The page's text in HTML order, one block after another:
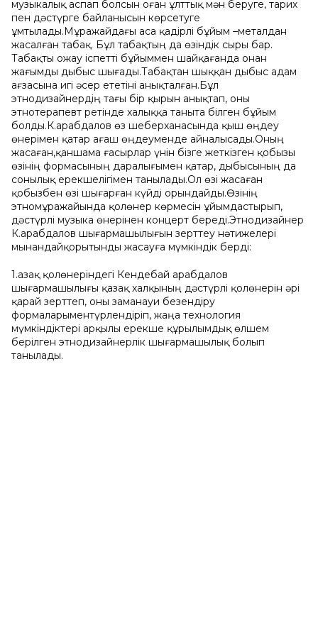
музыкалық аспап болсын оған ұлттық мəн беруге, тарих
пен дəстүрге байланысын көрсетуге
ұмтылады.Мұражайдағы аса қадірлі бұйым –металдан
жасалған табақ. Бұл табақтың да өзіндік сыры бар.
Табақты ожау іспетті бұйыммен шайқағанда онан
жағымды дыбыс шығады.Табақтан шыққан дыбыс адам
ағзасына игі əсер ететіні анықталған.Бұл
этнодизайнердің тағы бір қырын анықтап, оны
этнотерапевт ретінде халыққа таныта білген бұйым
болды.К.Қарабдалов өз шеберханасында қыш өңдеу
өнерімен қатар ағаш өңдеуменде айналысады.Оның
жасаған,қаншама ғасырлар үнін бізге жеткізген қобызы
өзінің формасының даралығымен қатар, дыбысының да
сонылық ерекшелігімен танылады.Ол өзі жасаған
қобызбен өзі шығарған күйді орындайды.Өзінің
этномұражайында қолөнер көрмесін ұйымдастырып,
дəстүрлі музыка өнерінен концерт береді.Этнодизайнер
К.Қарабдалов шығармашылығын зерттеу нəтижелері
мынандайқорытынды жасауға мүмкіндік берді:
1.Қазақ қолөнеріндегі Кендебай Қарабдалов
шығармашылығы қазақ халқының дəстүрлі қолөнерін əрі
қарай зерттеп, оны заманауи безендіру
формаларыментүрлендіріп, жаңа технология
мүмкіндіктері арқылы ерекше құрылымдық өлшем
берілген этнодизайнерлік шығармашылық болып
танылады.